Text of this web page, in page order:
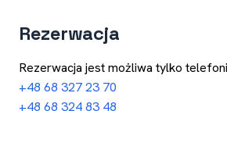
Rezerwacja
Rezerwacja jest możliwa tylko
+48 68 327 23 70
+48 68 324 83 48